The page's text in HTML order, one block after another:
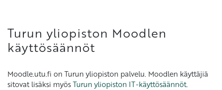
Turun yliopiston Moodlen
käyttösäännöt
Moodle.utu.fi on Turun yliopiston palvelu. Moodlen käyttäjiä
sitovat lisäksi myösTurun yliopiston IT-käyttösäännöt.